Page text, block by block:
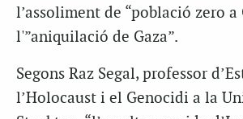
l’assoliment de “població zero a
l'”aniquilació de Gaza”.
Segons Raz Segal, professor
l’Holocaust i el Genocidi a la